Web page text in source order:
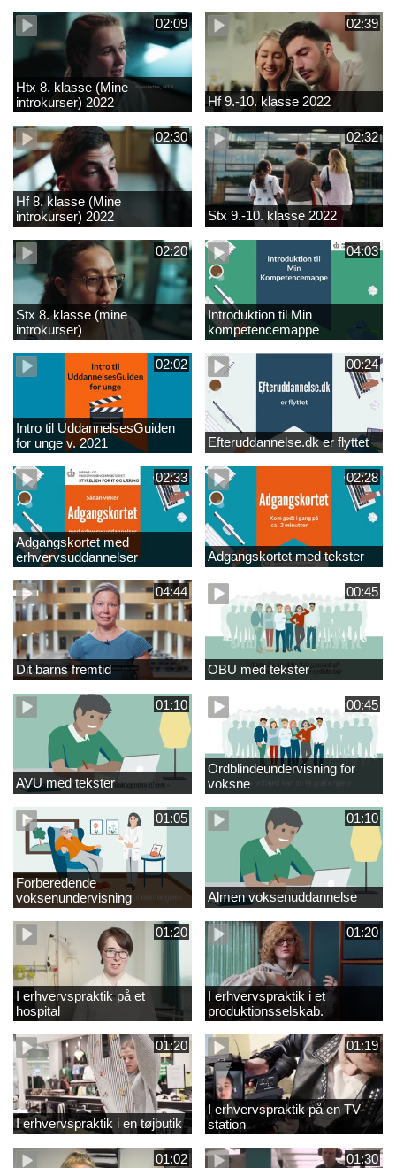
02:09
Htx 8. klasse (Mine
introkurser) 2022
02:39
Hf 9.-10. klasse 2022
02:30
Hf 8. klasse (Mine
introkurser) 2022
02:32
Stx 9.-10. klasse 2022
02:20
Stx 8. klasse (mine
introkurser)
04:03
Introduktion til Min
kompetencemappe
02:02
Intro til UddannelsesGuiden
for unge v. 2021
00:24
Efteruddannelse.dk er flyttet
02:33
Adgangskortet med
erhvervsuddannelser
02:28
Adgangskortet med tekster
04:44
Dit barns fremtid
00:45
OBU med tekster
01:10
AVU med tekster
00:45
Ordblindeundervisning for
voksne
01:05
Forberedende
voksenundervisning
01:10
Almen voksenuddannelse
01:20
I erhvervspraktik på et
hospital
01:20
I erhvervspraktik i et
produktionsselskab.
01:20
I erhvervspraktik i en tøjbutik
01:19
I erhvervspraktik på en TV-
station
01:02 01:30